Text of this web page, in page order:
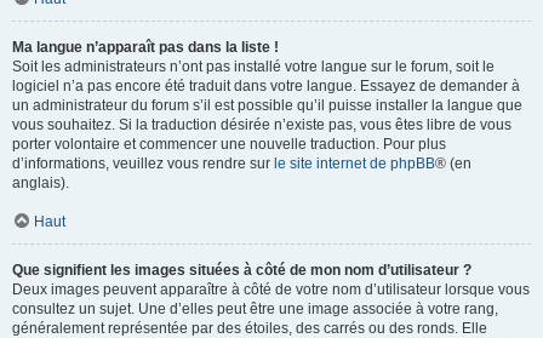
Ma langue n’apparaît pas dans la liste !
Soit les administrateurs n’ont pas installé votre langue sur le forum, soit le
logiciel n’a pas encore été traduit dans votre langue. Essayez de demander à
un administrateur du forum s’il est possible qu’il puisse installer la langue que
vous souhaitez. Si la traduction désirée n’existe pas, vous êtes libre de vous
porter volontaire et commencer une nouvelle traduction. Pour plus
d’informations, veuillez vous rendre sur le site internet de phpBB® (en
anglais).
Haut
Que signifient les images situées à côté de mon nom d’utilisateur ?
Deux images peuvent apparaître à côté de votre nom d’utilisateur lorsque vous
consultez un sujet. Une d’elles peut être une image associée à votre rang,
généralement représentée par des étoiles, des carrés ou des ronds. Elle